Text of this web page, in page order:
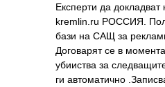
Експерти да докладват
kremlin.ru РОССИЯ.
бази на САЩ за
Договарят се в
убииства за
ги автоматично